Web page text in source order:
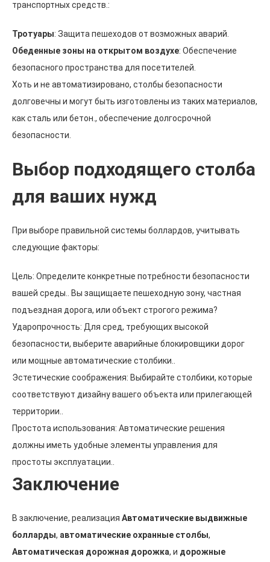
транспортных средств.:
Тротуары: Защита пешеходов от возможных аварий.
Обеденные зоны на открытом воздухе: Обеспечение
безопасного пространства для посетителей.
Хоть и не автоматизировано, столбы безопасности
долговечны и могут быть изготовлены из таких материалов,
как сталь или бетон., обеспечение долгосрочной
безопасности.
Выбор подходящего столба
для ваших нужд
При выборе правильной системы боллардов, учитывать
следующие факторы:
Цель: Определите конкретные потребности безопасности
вашей среды.. Вы защищаете пешеходную зону, частная
подъездная дорога, или объект строгого режима?
Ударопрочность: Для сред, требующих высокой
безопасности, выберите аварийные блокировщики дорог
или мощные автоматические столбики..
Эстетические соображения: Выбирайте столбики, которые
соответствуют дизайну вашего объекта или прилегающей
территории..
Простота использования: Автоматические решения
должны иметь удобные элементы управления для
простоты эксплуатации..
Заключение
В заключение, реализация Автоматические выдвижные
болларды, автоматические охранные столбы,
Автоматическая дорожная дорожка, и дорожные